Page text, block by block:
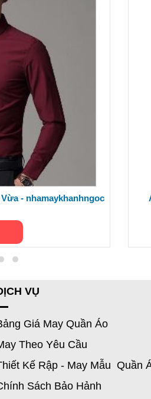
- nhamaykhanhngoc
VỤ
Giá May Quần Áo
Theo Yêu Cầu
Kế Rập - May Mẫu Quần
Sách Bảo Hảnh